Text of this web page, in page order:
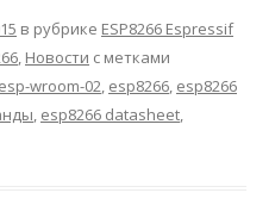
в рубрике ESP8266 Espressif
, Новости с метками
esp-wroom-02, esp8266, esp8266
, esp8266 datasheet,